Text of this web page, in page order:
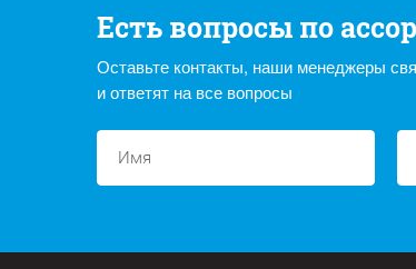
Есть вопросы по
Оставьте контакты, наши менеджеры
и ответят на все вопросы